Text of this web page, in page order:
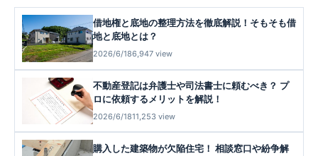
借地権と底地の整理方法を徹底解説！そもそも借
地と底地とは？
2026/6/186,947 view
不動産登記は弁護士や司法書士に頼むべき？ プ
ロに依頼するメリットを解説！
2026/6/1811,253 view
購入した建築物が欠陥住宅！ 相談窓口や紛争解